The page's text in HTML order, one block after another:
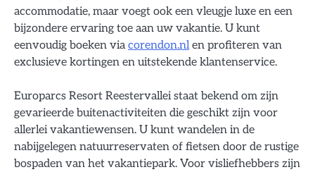
accommodatie, maar voegt ook een vleugje luxe en een
bijzondere ervaring toe aan uw vakantie. U kunt
eenvoudig boeken viacorendon.nlen profiteren van
exclusieve kortingen en uitstekende klantenservice.
Europarcs Resort Reestervallei staat bekend om zijn
gevarieerde buitenactiviteiten die geschikt zijn voor
allerlei vakantiewensen. U kunt wandelen in de
nabijgelegen natuurreservaten of fietsen door de rustige
bospaden van het vakantiepark. Voor visliefhebbers zijn